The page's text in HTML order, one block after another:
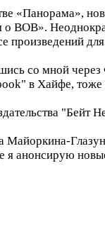
«Панорама»,
ВОВ».
со мной
в Хайфе,
я анонсирую